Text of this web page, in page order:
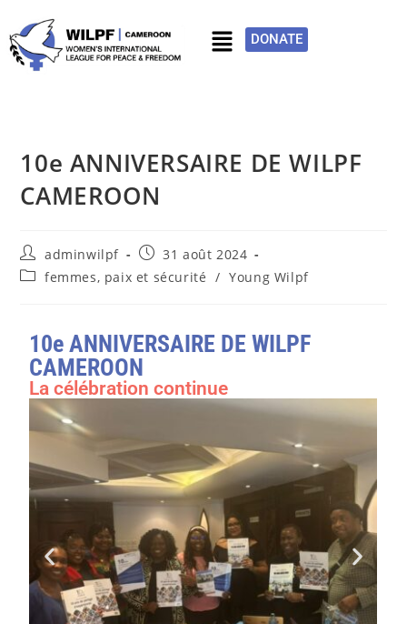
DONATE
10e ANNIVERSAIRE DE WILPF
CAMEROON
adminwilpf
31 août 2024
femmes, paix et sécurité / Young Wilpf
10e ANNIVERSAIRE DE WILPF
CAMEROON
La célébration continue